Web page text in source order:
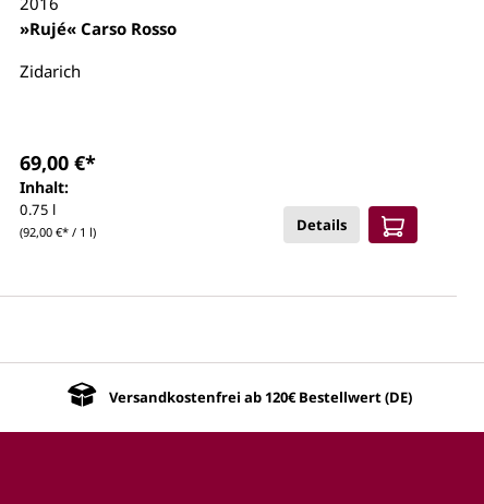
»Rujé« Carso Rosso
Zidarich
Inhalt:
0.75 l
(92,00 €* / 1 l)
69,00 €*
Details
Versandkostenfrei ab 120€ Bestellwert (DE)